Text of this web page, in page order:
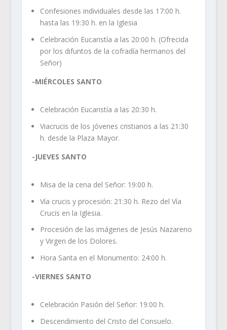
Confesiones individuales desde las 17:00 h.
hasta las 19:30 h. en la Iglesia
Celebración Eucaristía a las 20:00 h. (Ofrecida
por los difuntos de la cofradía hermanos del
Señor)
-MIÉRCOLES SANTO
Celebración Eucaristía a las 20:30 h.
Viacrucis de los jóvenes cristianos a las 21:30
h. desde la Plaza Mayor.
-JUEVES SANTO
Misa de la cena del Señor: 19:00 h.
Vía crucis y procesión: 21:30 h. Rezo del Vía
Crucis en la Iglesia.
Procesión de las imágenes de Jesús Nazareno
y Virgen de los Dolores.
Hora Santa en el Monumento: 24:00 h.
-VIERNES SANTO
Celebración Pasión del Señor: 19:00 h.
Descendimiento del Cristo del Consuelo.